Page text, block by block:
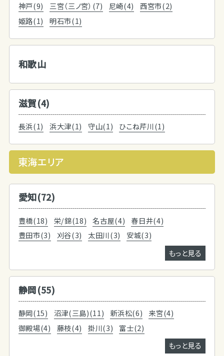
神戸(9) 三宮（三ノ宮）(7) 尼崎(4)
西宮市(2)
姫路(1)
明石市(1)
和歌山
滋賀(4)
長浜(1) 浜大津(1) 守山(1) ひこね芹川(1)
東海エリア
愛知(72)
豊橋(18) 栄/錦(18) 名古屋(4)
春日井(4)
豊田市(3)
刈谷(3) 太田川(3)
安城(3)
もっと見る
静岡(55)
静岡(15) 沼津(三島)(11) 新浜松(6)
来宮(4)
御殿場(4)
藤枝(4) 掛川(3)
富士(2)
もっと見る